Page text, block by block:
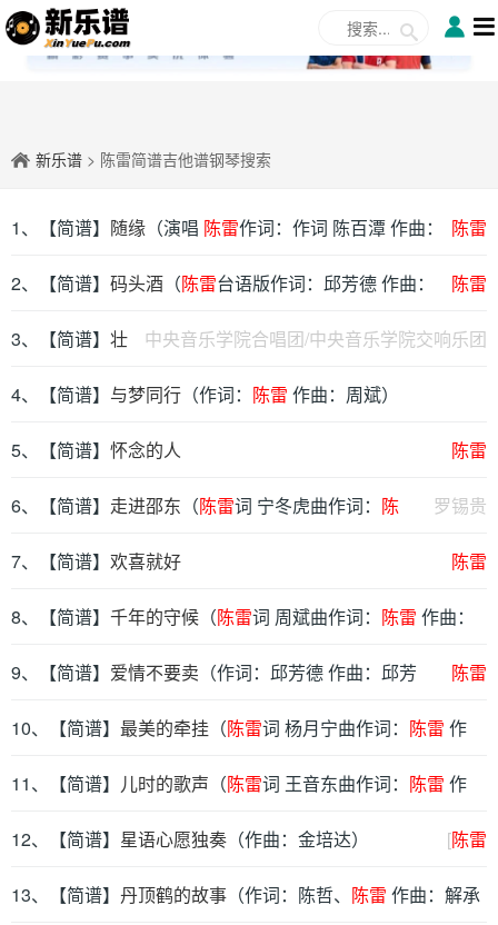
✕
新乐谱 > 陈雷简谱吉他谱钢琴搜索
陈雷
1、【简谱】 随缘 （演唱 陈雷作词：作词 陈百潭 作曲：
作曲 陈百潭） 陈雷
2、【简谱】 码头酒 （陈雷台语版作词：邱芳德 作曲：
邱芳德） 中央音乐学院合唱团/中央音乐学院交响乐团
3、【简谱】 壮
美延安（合唱 作词：陈雷作曲：郭小虎）
4、【简谱】 与梦同行 （作词： 陈雷 作曲：周斌）
陈雷
5、【简谱】 怀念的人
罗锡贵
6、【简谱】 走进邵东 （陈雷词 宁冬虎曲作词： 陈
雷 作曲：快乐老天(宁冬虎)） 陈雷
7、【简谱】 欢喜就好
8、【简谱】 千年的守候 （陈雷词 周斌曲作词： 陈雷 作曲：
周斌） 陈雷
9、【简谱】 爱情不要卖 （作词：邱芳德 作曲：邱芳
德）
10、【简谱】 最美的牵挂 （陈雷词 杨月宁曲作词： 陈雷 作
曲：杨月宁）
11、【简谱】 儿时的歌声 （陈雷词 王音东曲作词： 陈雷 作
曲：王音东） [陈雷
12、【简谱】 星语心愿独奏 （作曲：金培达）
13、【简谱】 丹顶鹤的故事 （作词：陈哲、 陈雷 作曲：解承